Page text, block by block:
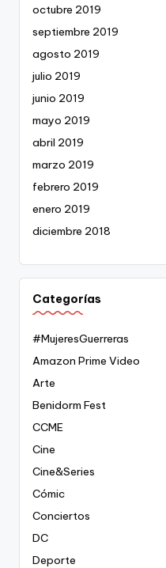
octubre 2019
septiembre 2019
agosto 2019
julio 2019
junio 2019
mayo 2019
abril 2019
marzo 2019
febrero 2019
enero 2019
diciembre 2018
Categorías
#MujeresGuerreras
Amazon Prime Video
Arte
Benidorm Fest
CCME
Cine
Cine&Series
Cómic
Conciertos
DC
Deporte